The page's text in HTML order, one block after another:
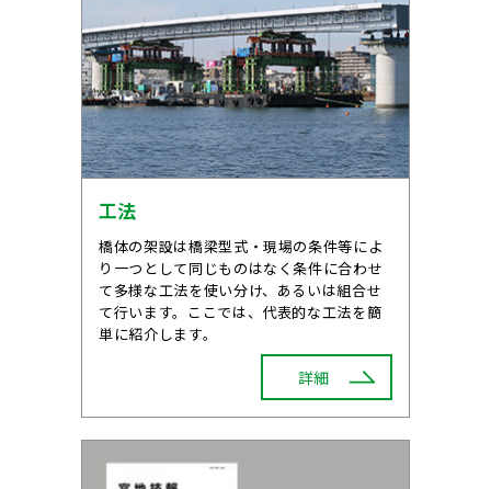
工法
橋体の架設は橋梁型式・現場の条件等によ
り一つとして同じものはなく条件に合わせ
て多様な工法を使い分け、あるいは組合せ
て行います。ここでは、代表的な工法を簡
単に紹介します。
詳細